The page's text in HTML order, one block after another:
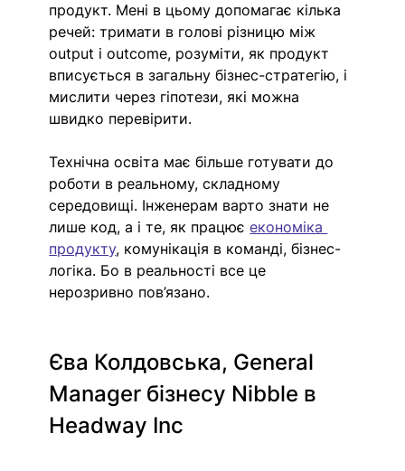
продукт. Мені в цьому допомагає кілька
речей: тримати в голові різницю між
output і outcome, розуміти, як продукт
вписується в загальну бізнес-стратегію, і
мислити через гіпотези, які можна
швидко перевірити.
Технічна освіта має більше готувати до
роботи в реальному, складному
середовищі. Інженерам варто знати не
лише код, а і те, як працює економіка
продукту, комунікація в команді, бізнес-
логіка. Бо в реальності все це
нерозривно пов’язано.
Єва Колдовська, General
Manager бізнесу Nibble в
Headway Inc